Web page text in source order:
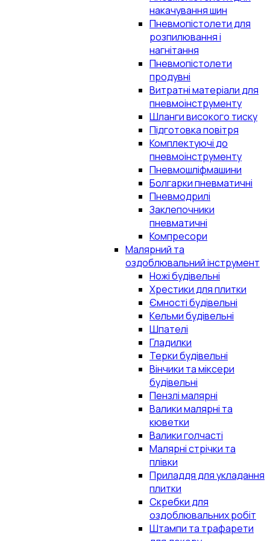
накачування шин
Пневмопістолети для
розпилювання і
нагнітання
Пневмопістолети
продувні
Витратні матеріали для
пневмоінструменту
Шланги високого тиску
Підготовка повітря
Комплектуючі до
пневмоінструменту
Пневмошліфмашини
Болгарки пневматичні
Пневмодрилі
Заклепочники
пневматичні
Компресори
Малярний та
оздоблювальний інструмент
Ножі будівельні
Хрестики для плитки
Ємності будівельні
Кельми будівельні
Шпателі
Гладилки
Терки будівельні
Вінчики та міксери
будівельні
Пензлі малярні
Валики малярні та
кюветки
Валики голчасті
Малярні стрічки та
плівки
Приладдя для укладання
плитки
Скребки для
оздоблювальних робіт
Штампи та трафарети